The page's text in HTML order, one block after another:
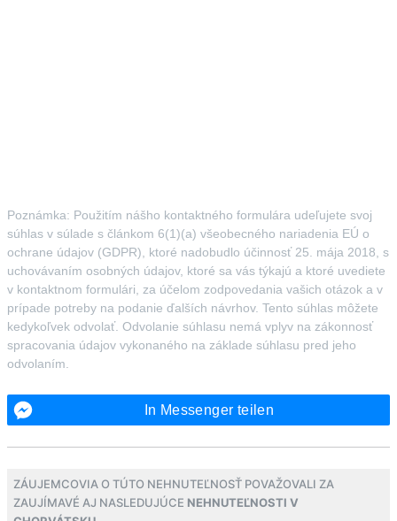
Poznámka: Použitím nášho kontaktného formulára udeľujete svoj
súhlas v súlade s článkom 6(1)(a) všeobecného nariadenia EÚ o
ochrane údajov (GDPR), ktoré nadobudlo účinnosť 25. mája 2018, s
uchovávaním osobných údajov, ktoré sa vás týkajú a ktoré uvediete
v kontaktnom formulári, za účelom zodpovedania vašich otázok a v
prípade potreby na podanie ďalších návrhov. Tento súhlas môžete
kedykoľvek odvolať. Odvolanie súhlasu nemá vplyv na zákonnosť
spracovania údajov vykonaného na základe súhlasu pred jeho
odvolaním.
In Messenger teilen
Záujemcovia o túto nehnuteľnosť považovali za
zaujímavé aj nasledujúce nehnuteľnosti v